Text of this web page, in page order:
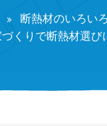
断熱材のいろいろ
くりで断熱材選び